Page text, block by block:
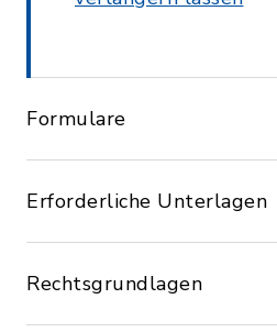
Formulare
Erforderliche Unterlagen
Rechtsgrundlagen